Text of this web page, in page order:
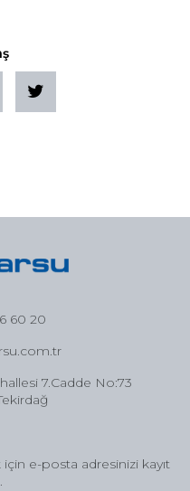
60 20
7.Cadde No:73
e-posta adresinizi kayıt